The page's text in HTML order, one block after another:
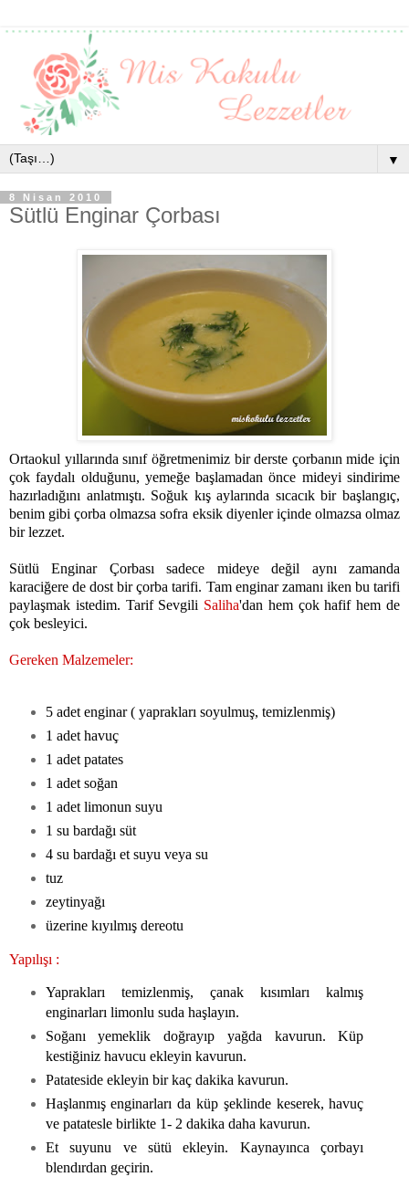
▼
8 Nisan 2010
Sütlü Enginar Çorbası
Ortaokul yıllarında sınıf öğretmenimiz bir derste çorbanın mide için
çok faydalı olduğunu, yemeğe başlamadan önce mideyi sindirime
hazırladığını anlatmıştı. Soğuk kış aylarında sıcacık bir başlangıç,
benim gibi çorba olmazsa sofra eksik diyenler içinde olmazsa olmaz
bir lezzet.
Sütlü Enginar Çorbası sadece mideye değil aynı zamanda
karaciğere de dost bir çorba tarifi. Tam enginar zamanı iken bu tarifi
paylaşmak istedim. Tarif Sevgili Saliha'dan hem çok hafif hem de
çok besleyici.
Gereken Malzemeler:
5 adet enginar ( yaprakları soyulmuş, temizlenmiş)
1 adet havuç
1 adet patates
1 adet soğan
1 adet limonun suyu
1 su bardağı süt
4 su bardağı et suyu veya su
tuz
zeytinyağı
üzerine kıyılmış dereotu
Yapılışı :
Yaprakları temizlenmiş, çanak kısımları kalmış
enginarları limonlu suda haşlayın.
Soğanı yemeklik doğrayıp yağda kavurun. Küp
kestiğiniz havucu ekleyin kavurun.
Patateside ekleyin bir kaç dakika kavurun.
Haşlanmış enginarları da küp şeklinde keserek, havuç
ve patatesle birlikte 1- 2 dakika daha kavurun.
Et suyunu ve sütü ekleyin. Kaynayınca çorbayı
blendırdan geçirin.